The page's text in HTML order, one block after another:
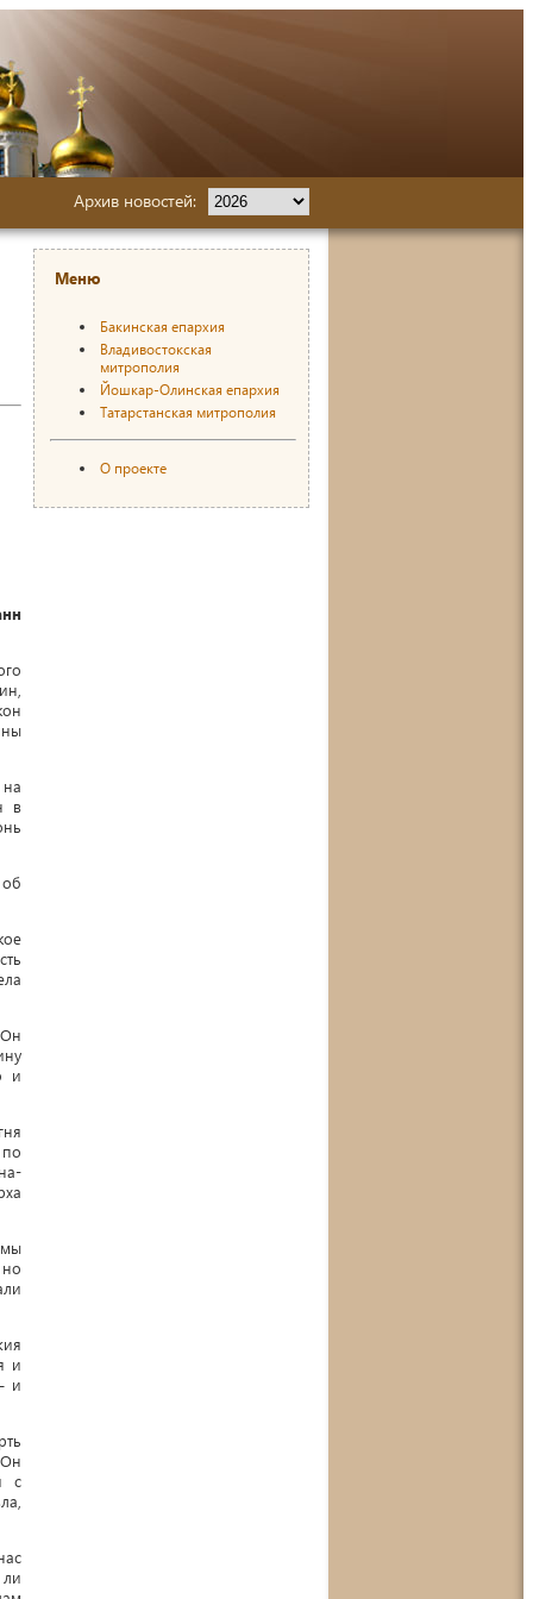
Архив новостей:
в
и
мы
и
и
с
Меню
Бакинская епархия
Владивостокская
митрополия
Йошкар-Олинская епархия
Татарстанская митрополия
О проекте